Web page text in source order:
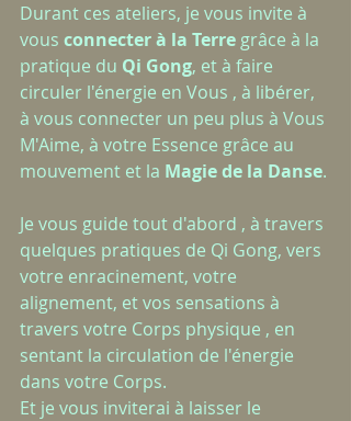
Durant ces ateliers, je vous invite à
vous connecter à la Terre grâce à la
pratique du Qi Gong, et à faire
circuler l'énergie en Vous , à libérer,
à vous connecter un peu plus à Vous
M'Aime, à votre Essence grâce au
mouvement et la Magie de la Danse.
Je vous guide tout d'abord , à travers
quelques pratiques de Qi Gong, vers
votre enracinement, votre
alignement, et vos sensations à
travers votre Corps physique , en
sentant la circulation de l'énergie
dans votre Corps.
Et je vous inviterai à laisser le